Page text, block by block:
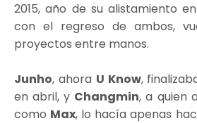
2015, año de su alistamiento
con el regreso de ambos,
proyectos entre manos.
Junho, ahora U Know,
en abril, y Changmin, a quien
como Max, lo hacía apenas